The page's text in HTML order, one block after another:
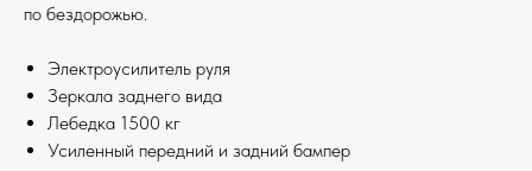
по бездорожью.
Электроусилитель руля
Зеркала заднего вида
Лебедка 1500 кг
Усиленный передний и задний бампер